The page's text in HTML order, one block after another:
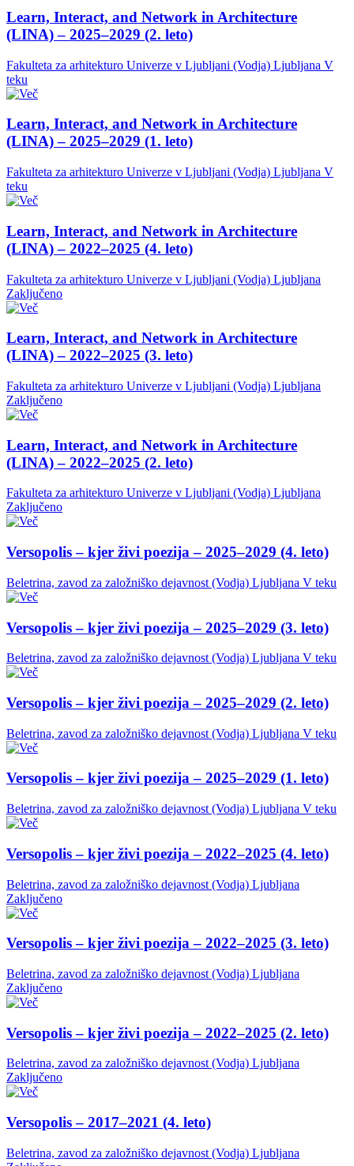
Learn, Interact, and Network in Architecture
(LINA) – 2025–2029 (2. leto)
Fakulteta za arhitekturo Univerze v Ljubljani (Vodja) Ljubljana V
teku
Learn, Interact, and Network in Architecture
(LINA) – 2025–2029 (1. leto)
Fakulteta za arhitekturo Univerze v Ljubljani (Vodja) Ljubljana V
teku
Learn, Interact, and Network in Architecture
(LINA) – 2022–2025 (4. leto)
Fakulteta za arhitekturo Univerze v Ljubljani (Vodja) Ljubljana
Zaključeno
Learn, Interact, and Network in Architecture
(LINA) – 2022–2025 (3. leto)
Fakulteta za arhitekturo Univerze v Ljubljani (Vodja) Ljubljana
Zaključeno
Learn, Interact, and Network in Architecture
(LINA) – 2022–2025 (2. leto)
Fakulteta za arhitekturo Univerze v Ljubljani (Vodja) Ljubljana
Zaključeno
Versopolis – kjer živi poezija – 2025–2029 (4. leto)
Beletrina, zavod za založniško dejavnost (Vodja) Ljubljana V teku
Versopolis – kjer živi poezija – 2025–2029 (3. leto)
Beletrina, zavod za založniško dejavnost (Vodja) Ljubljana V teku
Versopolis – kjer živi poezija – 2025–2029 (2. leto)
Beletrina, zavod za založniško dejavnost (Vodja) Ljubljana V teku
Versopolis – kjer živi poezija – 2025–2029 (1. leto)
Beletrina, zavod za založniško dejavnost (Vodja) Ljubljana V teku
Versopolis – kjer živi poezija – 2022–2025 (4. leto)
Beletrina, zavod za založniško dejavnost (Vodja) Ljubljana
Zaključeno
Versopolis – kjer živi poezija – 2022–2025 (3. leto)
Beletrina, zavod za založniško dejavnost (Vodja) Ljubljana
Zaključeno
Versopolis – kjer živi poezija – 2022–2025 (2. leto)
Beletrina, zavod za založniško dejavnost (Vodja) Ljubljana
Zaključeno
Versopolis – 2017–2021 (4. leto)
Beletrina, zavod za založniško dejavnost (Vodja) Ljubljana